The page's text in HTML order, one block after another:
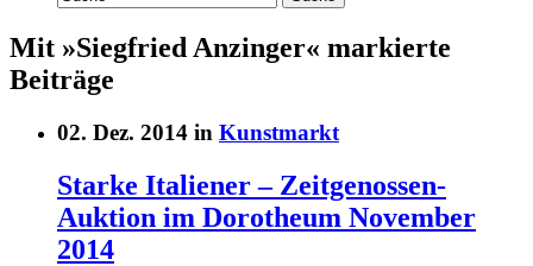
Mit »Siegfried Anzinger« markierte
Beiträge
02. Dez. 2014 in Kunstmarkt
Starke Italiener – Zeitgenossen-
Auktion im Dorotheum November
2014